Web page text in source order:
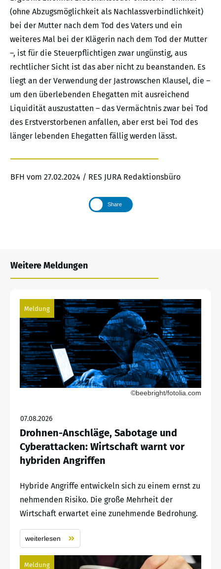
(ohne Abzugsmöglichkeit als Nachlassverbindlichkeit)
bei der Mutter nach dem Tod des Vaters und ein
weiteres Mal bei der Klägerin nach dem Tod der Mutter
–, ist für die Steuerpflichtigen zwar ungünstig, aus
rechtlicher Sicht ist das aber nicht zu beanstanden. Es
liegt an der Verwendung der Jastrowschen Klausel, die –
um den überlebenden Ehegatten mit ausreichend
Liquidität auszustatten – das Vermächtnis zwar bei Tod
des Erstverstorbenen anfallen, aber erst bei Tod des
länger lebenden Ehegatten fällig werden lässt.
BFH vom 27.02.2024 / RES JURA Redaktionsbüro
Share
Weitere Meldungen
Meldung
©beebright/fotolia.com
07.08.2026
Drohnen-Anschläge, Sabotage und
Cyberattacken: Wirtschaft warnt vor
hybriden Angriffen
Hybride Angriffe entwickeln sich zu einem ernst zu
nehmenden Risiko. Die große Mehrheit der
Wirtschaft erwartet eine zunehmende Bedrohung.
weiterlesen
Meldung